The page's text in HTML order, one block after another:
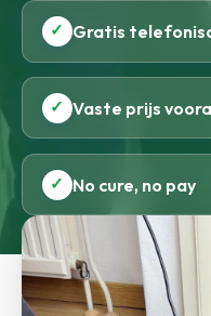
✓ Gratis
✓ Vaste prijs
✓ No cure, no pay